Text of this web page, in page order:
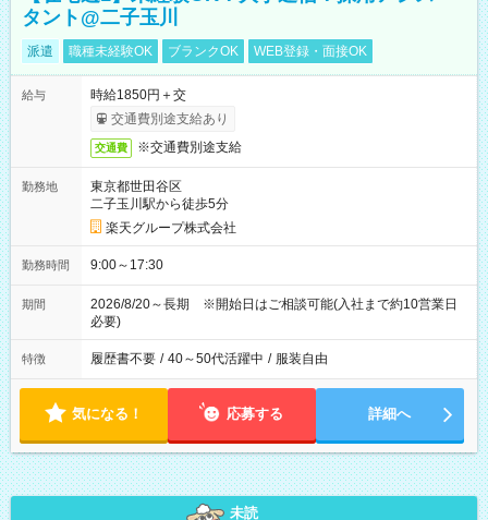
タント@二子玉川
派遣 職種未経験OK ブランクOK WEB登録・面接OK
給与
時給1850円＋交
交通費別途支給あり
交通費 ※交通費別途支給
勤務地
東京都世田谷区
二子玉川駅から徒歩5分
楽天グループ株式会社
勤務時間 9:00～17:30
期間
2026/8/20～長期 ※開始日はご相談可能(入社まで約10営業日
必要)
特徴 履歴書不要 / 40～50代活躍中 / 服装自由
気になる！ 応募する 詳細へ
未読